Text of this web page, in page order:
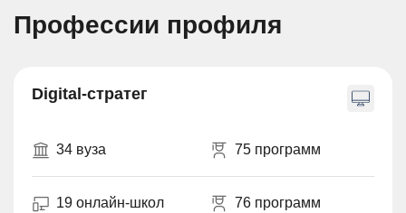
Профессии профиля
Digital-стратег
34 вуза 75 программ
19 онлайн-школ 76 программ